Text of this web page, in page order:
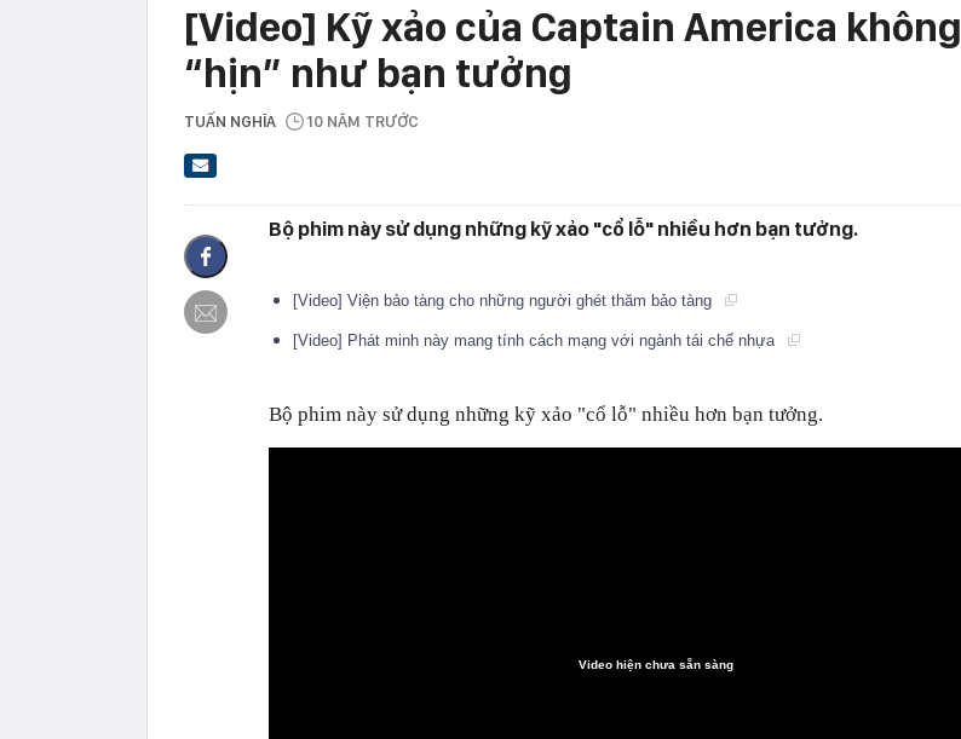
[Video] Kỹ xảo của Captain America không
“hịn” như bạn tưởng
TUẤN NGHĨA 10 NĂM TRƯỚC
Bộ phim này sử dụng những kỹ xảo "cổ lỗ" nhiều hơn bạn tưởng.
[Video] Viện bảo tàng cho những người ghét thăm bảo tàng
[Video] Phát minh này mang tính cách mạng với ngành tái chế nhựa
Bộ phim này sử dụng những kỹ xảo "cổ lỗ" nhiều hơn bạn tưởng.
Video hiện chưa sẵn sàng